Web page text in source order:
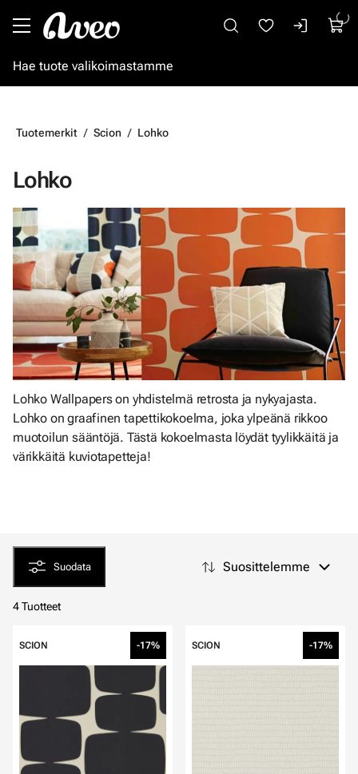
Tuotemerkit Scion Lohko
Lohko
Lohko Wallpapers on yhdistelmä retrosta ja nykyajasta.
Lohko on graafinen tapettikokoelma, joka ylpeänä rikkoo
muotoilun sääntöjä. Tästä kokoelmasta löydät tyylikkäitä ja
värikkäitä kuviotapetteja!
Suodata Suosittelemme
4 Tuotteet
SCION -17% SCION -17%